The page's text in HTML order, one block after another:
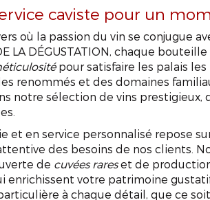
caviste pour un
où la passion du vin se conjugue
LA DÉGUSTATION, chaque
pour satisfaire les palais les
renommés et des domaines
notre sélection de vins prestigieux,
et en service personnalisé repose
des besoins de nos clients.
de cuvées rareset de
enrichissent votre patrimoine
à chaque détail, que ce